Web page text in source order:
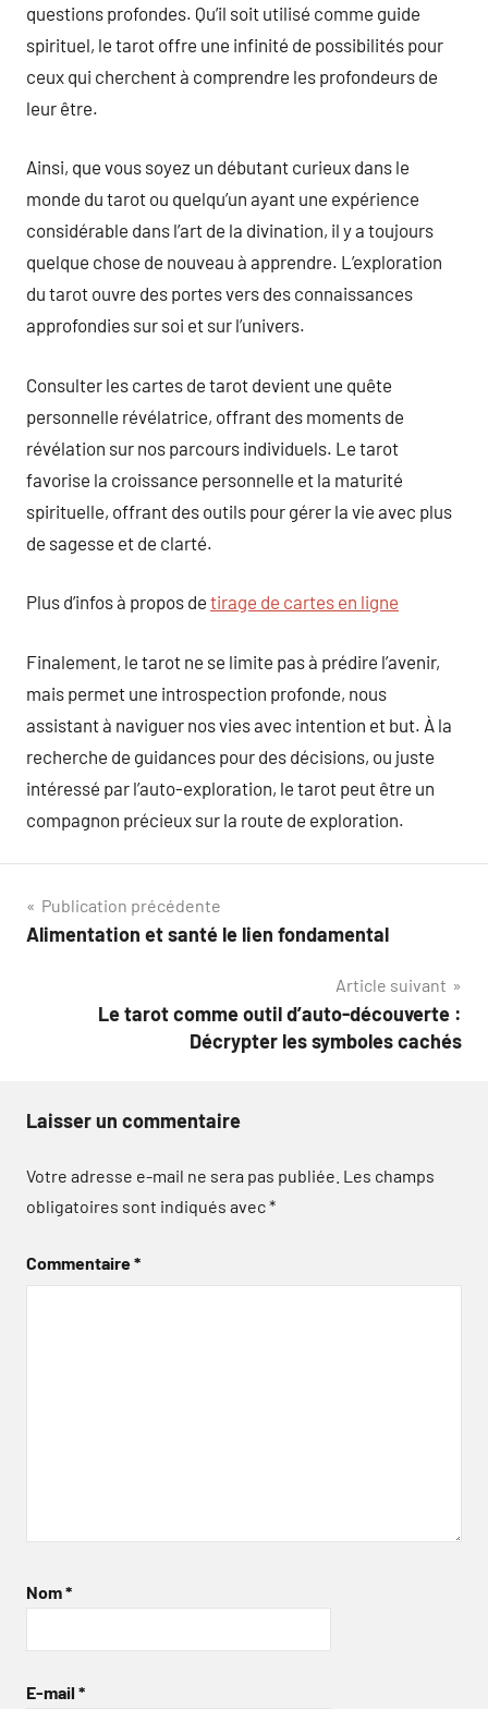
questions profondes. Qu’il soit utilisé comme guide
spirituel, le tarot offre une infinité de possibilités pour
ceux qui cherchent à comprendre les profondeurs de
leur être.
Ainsi, que vous soyez un débutant curieux dans le
monde du tarot ou quelqu’un ayant une expérience
considérable dans l’art de la divination, il y a toujours
quelque chose de nouveau à apprendre. L’exploration
du tarot ouvre des portes vers des connaissances
approfondies sur soi et sur l’univers.
Consulter les cartes de tarot devient une quête
personnelle révélatrice, offrant des moments de
révélation sur nos parcours individuels. Le tarot
favorise la croissance personnelle et la maturité
spirituelle, offrant des outils pour gérer la vie avec plus
de sagesse et de clarté.
Plus d’infos à propos de tirage de cartes en ligne
Finalement, le tarot ne se limite pas à prédire l’avenir,
mais permet une introspection profonde, nous
assistant à naviguer nos vies avec intention et but. À la
recherche de guidances pour des décisions, ou juste
intéressé par l’auto-exploration, le tarot peut être un
compagnon précieux sur la route de exploration.
Navigation
de
Publication précédente
Alimentation et santé le lien fondamental
Article suivant
Le tarot comme outil d’auto-découverte :
Décrypter les symboles cachés
Laisser un commentaire
Votre adresse e-mail ne sera pas publiée. Les champs
obligatoires sont indiqués avec*
Commentaire*
Nom*
E-mail *